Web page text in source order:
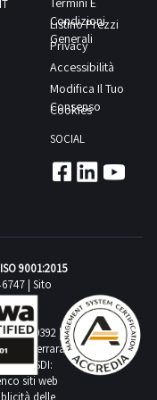
Condizioni
Generali
Listino Prezzi
Privacy
Accessibilità
Modifica Il Tuo
Consenso
Cookies
SOCIAL
| Sito
in Via
|
di Ferrara
| SDI:
siti web
9001:2015